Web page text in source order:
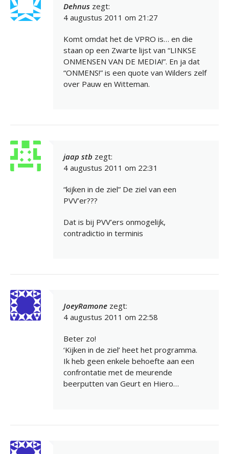
Dehnus zegt:
4 augustus 2011 om 21:27
Komt omdat het de VPRO is… en die
staan op een Zwarte lijst van “LINKSE
ONMENSEN VAN DE MEDIA!”. En ja dat
“ONMENS!” is een quote van Wilders zelf
over Pauw en Witteman.
jaap stb zegt:
4 augustus 2011 om 22:31
“kijken in de ziel” De ziel van een
PVV’er???
Dat is bij PVV’ers onmogelijk,
contradictio in terminis
JoeyRamone zegt:
4 augustus 2011 om 22:58
Beter zo!
‘Kijken in de ziel’ heet het programma.
Ik heb geen enkele behoefte aan een
confrontatie met de meurende
beerputten van Geurt en Hiero…